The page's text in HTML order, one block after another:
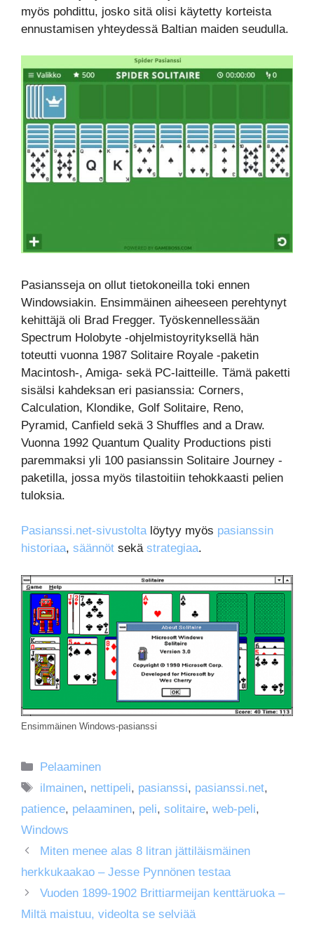
myös pohdittu, josko sitä olisi käytetty korteista
ennustamisen yhteydessä Baltian maiden seudulla.
Pasiansseja on ollut tietokoneilla toki ennen
Windowsiakin. Ensimmäinen aiheeseen perehtynyt
kehittäjä oli Brad Fregger. Työskennellessään
Spectrum Holobyte -ohjelmistoyrityksellä hän
toteutti vuonna 1987 Solitaire Royale -paketin
Macintosh-, Amiga- sekä PC-laitteille. Tämä paketti
sisälsi kahdeksan eri pasianssia: Corners,
Calculation, Klondike, Golf Solitaire, Reno,
Pyramid, Canfield sekä 3 Shuffles and a Draw.
Vuonna 1992 Quantum Quality Productions pisti
paremmaksi yli 100 pasianssin Solitaire Journey -
paketilla, jossa myös tilastoitiin tehokkaasti pelien
tuloksia.
Pasianssi.net-sivustoltalöytyy myös pasianssin
historiaa, säännöt sekä strategiaa.
Ensimmäinen Windows-pasianssi
Kategoriat
Pelaaminen
Avainsanat
ilmainen, nettipeli, pasianssi, pasianssi.net,
patience, pelaaminen, peli, solitaire, web-peli,
Windows
Miten menee alas 8 litran jättiläismäinen
herkkukaakao – Jesse Pynnönen testaa
Vuoden 1899-1902 Brittiarmeijan kenttäruoka –
Miltä maistuu, videolta se selviää